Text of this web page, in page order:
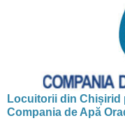
Locuitorii din Chișirid
Compania de Apă